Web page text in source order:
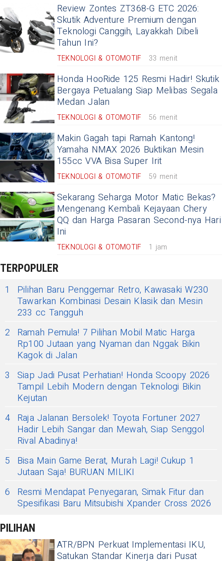
Review Zontes ZT368-G ETC 2026:
Skutik Adventure Premium dengan
Teknologi Canggih, Layakkah Dibeli
Tahun Ini?
TEKNOLOGI & OTOMOTIF 33 menit
Honda HooRide 125 Resmi Hadir! Skutik
Bergaya Petualang Siap Melibas Segala
Medan Jalan
TEKNOLOGI & OTOMOTIF 56 menit
Makin Gagah tapi Ramah Kantong!
Yamaha NMAX 2026 Buktikan Mesin
155cc VVA Bisa Super Irit
TEKNOLOGI & OTOMOTIF 59 menit
Sekarang Seharga Motor Matic Bekas?
Mengenang Kembali Kejayaan Chery
QQ dan Harga Pasaran Second-nya Hari
Ini
TEKNOLOGI & OTOMOTIF 1 jam
TERPOPULER
1
Pilihan Baru Penggemar Retro, Kawasaki W230
Tawarkan Kombinasi Desain Klasik dan Mesin
233 cc Tangguh
2
Ramah Pemula! 7 Pilihan Mobil Matic Harga
Rp100 Jutaan yang Nyaman dan Nggak Bikin
Kagok di Jalan
3
Siap Jadi Pusat Perhatian! Honda Scoopy 2026
Tampil Lebih Modern dengan Teknologi Bikin
Kejutan
4 Raja Jalanan Bersolek! Toyota Fortuner 2027
Hadir Lebih Sangar dan Mewah, Siap Senggol
Rival Abadinya!
5
Bisa Main Game Berat, Murah Lagi! Cukup 1
Jutaan Saja! BURUAN MILIKI
6
Resmi Mendapat Penyegaran, Simak Fitur dan
Spesifikasi Baru Mitsubishi Xpander Cross 2026
PILIHAN
ATR/BPN Perkuat Implementasi IKU,
Satukan Standar Kinerja dari Pusat